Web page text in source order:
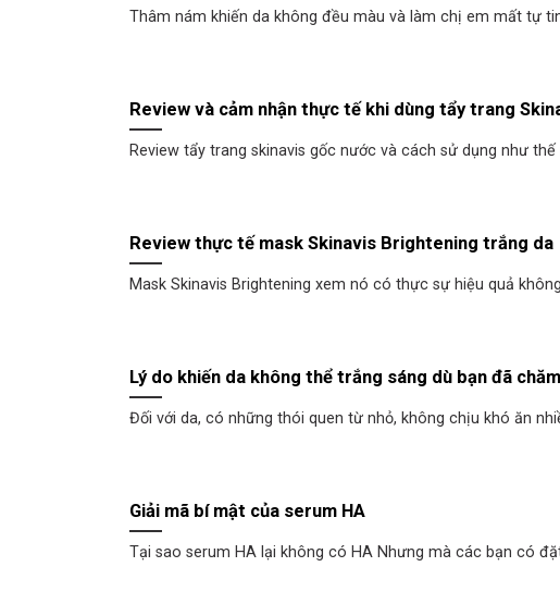
Thâm nám khiến da không đều màu và làm chị em mất tự
Review và cảm nhận thực tế khi dùng tẩy trang
Review tẩy trang skinavis gốc nước và cách sử dụng như thế
Review thực tế mask Skinavis Brightening trắng da
Mask Skinavis Brightening xem nó có thực sự hiệu quả
Lý do khiến da không thể trắng sáng dù bạn đã
Đối với da, có những thói quen từ nhỏ, không chịu khó ăn
Giải mã bí mật của serum HA
Tại sao serum HA lại không có HA Nhưng mà các bạn có